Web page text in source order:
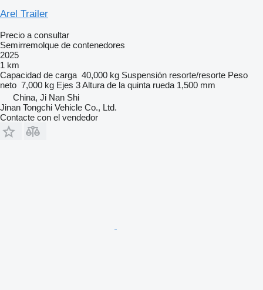
Arel Trailer
Precio a consultar
Semirremolque de contenedores
2025
1 km
Capacidad de carga 40,000 kg Suspensión resorte/resorte Peso
neto 7,000 kg Ejes 3Altura de la quinta rueda 1,500 mm
China, Ji Nan Shi
Jinan Tongchi Vehicle Co., Ltd.
Contacte con el vendedor